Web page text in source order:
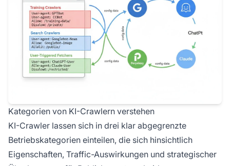
Kategorien von KI-Crawlern verstehen
KI-Crawler lassen sich in drei klar abgegrenzte
Betriebskategorien einteilen, die sich hinsichtlich
Eigenschaften, Traffic-Auswirkungen und strategischer